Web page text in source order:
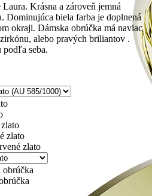
Krásna a zároveň jemná
Dominujúca biela farba je doplnená
okraji. Dámska obrúčka má naviac
alebo pravých briliantov .
seba.
zlato
zlato
obrúčka